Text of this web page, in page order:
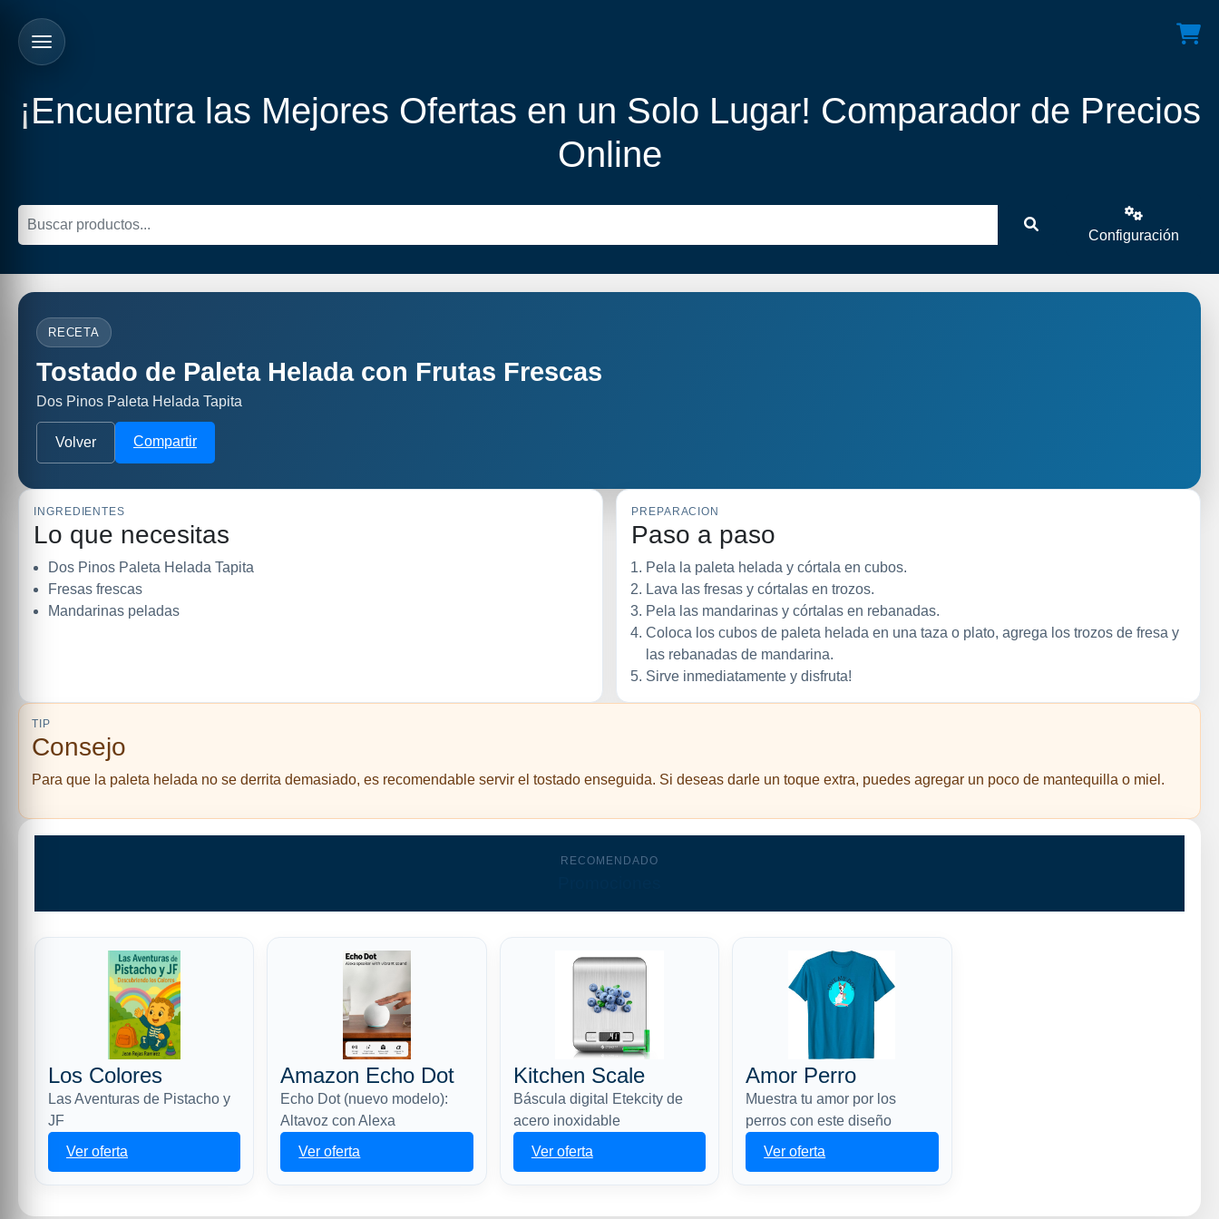
¡Encuentra las Mejores Ofertas en un Solo Lugar! Comparador de Precios
Online
Configuración
RECETA
Tostado de Paleta Helada con Frutas Frescas
Dos Pinos Paleta Helada Tapita
Volver Compartir
INGREDIENTES
Lo que necesitas
Dos Pinos Paleta Helada Tapita
Fresas frescas
Mandarinas peladas
PREPARACION
Paso a paso
Pela la paleta helada y córtala en cubos.
Lava las fresas y córtalas en trozos.
Pela las mandarinas y córtalas en rebanadas.
Coloca los cubos de paleta helada en una taza o plato, agrega los trozos de fresa y
las rebanadas de mandarina.
Sirve inmediatamente y disfruta!
TIP
Consejo
Para que la paleta helada no se derrita demasiado, es recomendable servir el tostado enseguida. Si deseas darle un toque extra, puedes agregar un poco de mantequilla o miel.
RECOMENDADO
Los Colores
Las Aventuras de Pistacho y
JF
Ver oferta
Amazon Echo Dot
Echo Dot (nuevo modelo):
Altavoz con Alexa
Ver oferta
Kitchen Scale
Báscula digital Etekcity de
acero inoxidable
Ver oferta
Amor Perro
Muestra tu amor por los
perros con este diseño
Ver oferta